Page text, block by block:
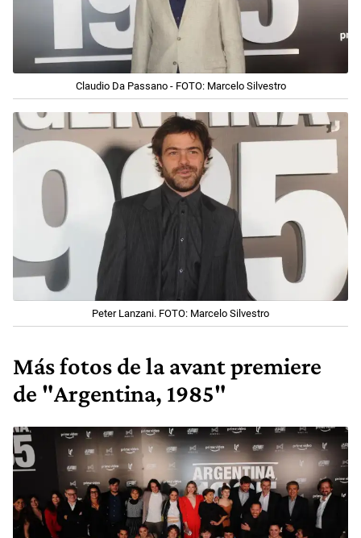
Claudio Da Passano - FOTO: Marcelo Silvestro
Peter Lanzani. FOTO: Marcelo Silvestro
Más fotos de la avant premiere
de "Argentina, 1985"